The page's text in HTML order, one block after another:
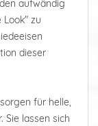
aufwändig
zu
dieser
für helle,
Sie lassen sich